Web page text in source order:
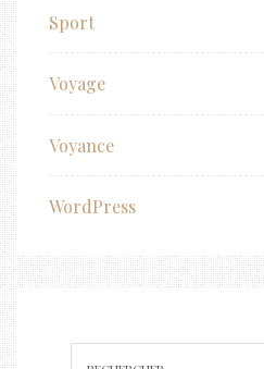
Sport
Voyage
Voyance
WordPress